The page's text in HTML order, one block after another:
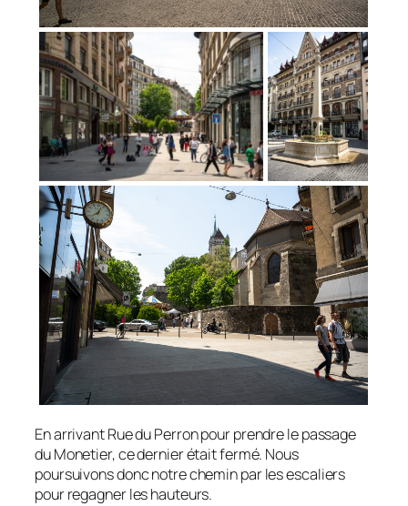
En arrivant Rue du Perron pour prendre le passage
du Monetier, ce dernier était fermé. Nous
poursuivons donc notre chemin par les escaliers
pour regagner les hauteurs.